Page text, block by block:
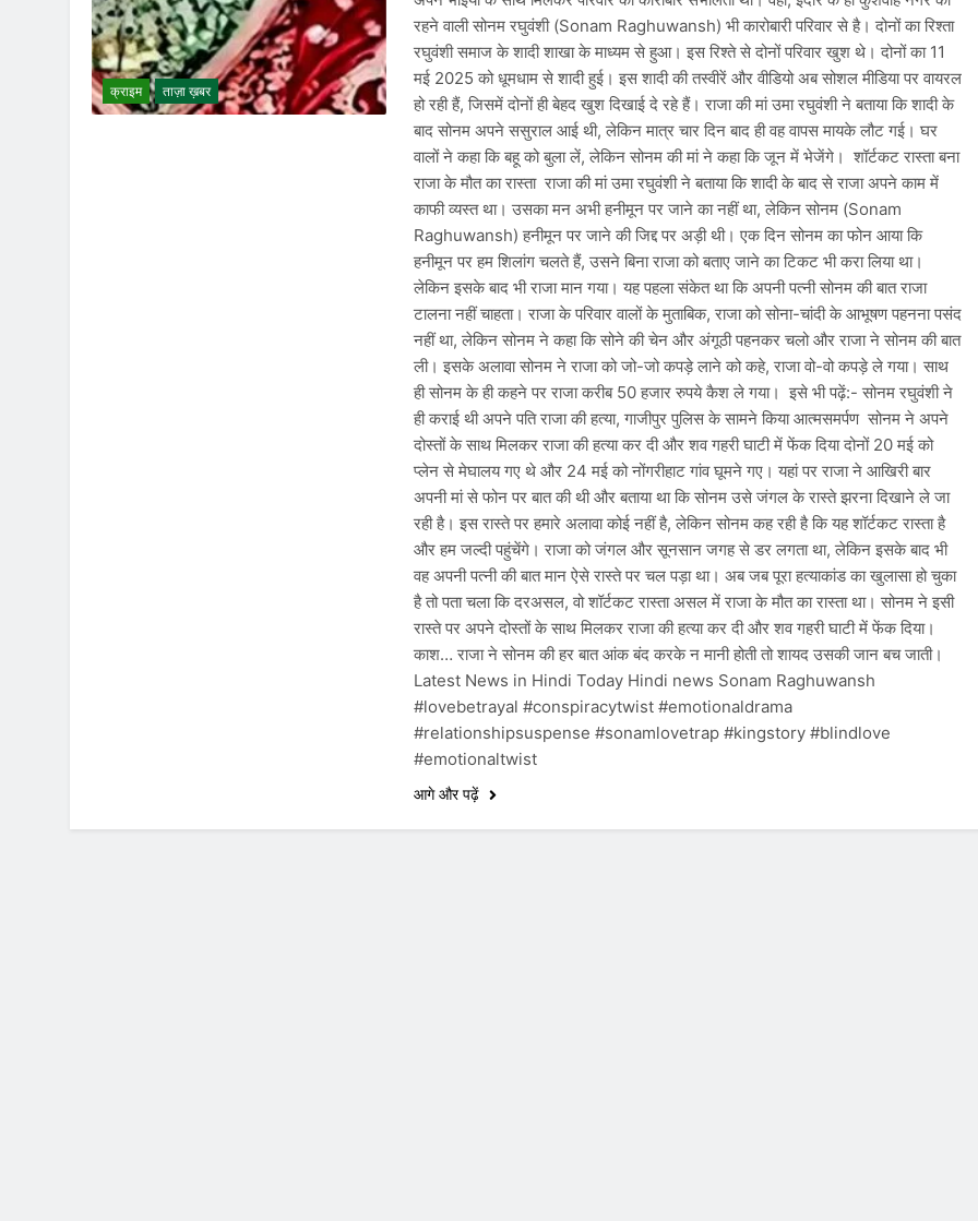
क्राइम ताज़ा ख़बर
रहने वाली सोनम रघुवंशी (Sonam Raghuwansh) भी कारोबारी परिवार से है। दोनों का रिश्ता
रघुवंशी समाज के शादी शाखा के माध्यम से हुआ। इस रिश्ते से दोनों परिवार खुश थे। दोनों का 11
मई 2025 को धूमधाम से शादी हुई। इस शादी की तस्वीरें और वीडियो अब सोशल मीडिया पर वायरल
हो रही हैं, जिसमें दोनों ही बेहद खुश दिखाई दे रहे हैं। राजा की मां उमा रघुवंशी ने बताया कि शादी के
बाद सोनम अपने ससुराल आई थी, लेकिन मात्र चार दिन बाद ही वह वापस मायके लौट गई। घर
वालों ने कहा कि बहू को बुला लें, लेकिन सोनम की मां ने कहा कि जून में भेजेंगे। शॉर्टकट रास्ता बना
राजा के मौत का रास्ता राजा की मां उमा रघुवंशी ने बताया कि शादी के बाद से राजा अपने काम में
काफी व्यस्त था। उसका मन अभी हनीमून पर जाने का नहीं था, लेकिन सोनम (Sonam
Raghuwansh) हनीमून पर जाने की जिद्द पर अड़ी थी। एक दिन सोनम का फोन आया कि
हनीमून पर हम शिलांग चलते हैं, उसने बिना राजा को बताए जाने का टिकट भी करा लिया था।
लेकिन इसके बाद भी राजा मान गया। यह पहला संकेत था कि अपनी पत्नी सोनम की बात राजा
टालना नहीं चाहता। राजा के परिवार वालों के मुताबिक, राजा को सोना-चांदी के आभूषण पहनना पसंद
नहीं था, लेकिन सोनम ने कहा कि सोने की चेन और अंगूठी पहनकर चलो और राजा ने सोनम की बात
ली। इसके अलावा सोनम ने राजा को जो-जो कपड़े लाने को कहे, राजा वो-वो कपड़े ले गया। साथ
ही सोनम के ही कहने पर राजा करीब 50 हजार रुपये कैश ले गया। इसे भी पढ़ें:- सोनम रघुवंशी ने
ही कराई थी अपने पति राजा की हत्या, गाजीपुर पुलिस के सामने किया आत्मसमर्पण सोनम ने अपने
दोस्तों के साथ मिलकर राजा की हत्या कर दी और शव गहरी घाटी में फेंक दिया दोनों 20 मई को
प्लेन से मेघालय गए थे और 24 मई को नोंगरीहाट गांव घूमने गए। यहां पर राजा ने आखिरी बार
अपनी मां से फोन पर बात की थी और बताया था कि सोनम उसे जंगल के रास्ते झरना दिखाने ले जा
रही है। इस रास्ते पर हमारे अलावा कोई नहीं है, लेकिन सोनम कह रही है कि यह शॉर्टकट रास्ता है
और हम जल्दी पहुंचेंगे। राजा को जंगल और सूनसान जगह से डर लगता था, लेकिन इसके बाद भी
वह अपनी पत्नी की बात मान ऐसे रास्ते पर चल पड़ा था। अब जब पूरा हत्याकांड का खुलासा हो चुका
है तो पता चला कि दरअसल, वो शॉर्टकट रास्ता असल में राजा के मौत का रास्ता था। सोनम ने इसी
रास्ते पर अपने दोस्तों के साथ मिलकर राजा की हत्या कर दी और शव गहरी घाटी में फेंक दिया।
काश… राजा ने सोनम की हर बात आंक बंद करके न मानी होती तो शायद उसकी जान बच जाती।
Latest News in Hindi Today Hindi news Sonam Raghuwansh
#lovebetrayal #conspiracytwist #emotionaldrama
#relationshipsuspense #sonamlovetrap #kingstory #blindlove
#emotionaltwist
आगे और पढ़ें